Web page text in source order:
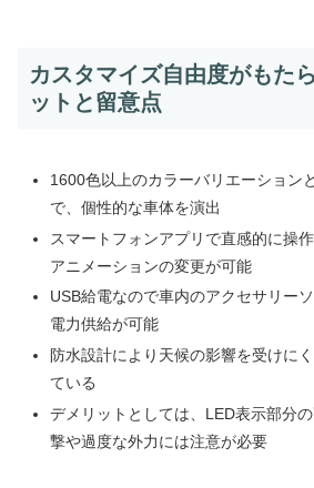
カスタマイズ自由度がもた
ットと留意点
1600色以上のカラーバリエーション
で、個性的な車体を演出
スマートフォンアプリで直感的に操
アニメーションの変更が可能
USB給電なので車内のアクセサリー
電力供給が可能
防水設計により天候の影響を受けに
ている
デメリットとしては、LED表示部分
撃や過度な外力には注意が必要